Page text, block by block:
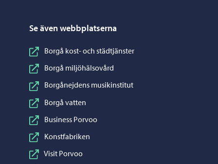
Se även webbplatserna
Borgå kost- och städtjänster
Borgå miljöhälsovård
Borgånejdens musikinstitut
Borgå vatten
Business Porvoo
Konstfabriken
Visit Porvoo